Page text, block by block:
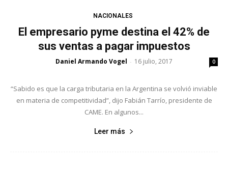
NACIONALES
El empresario pyme destina el 42% de
sus ventas a pagar impuestos
Daniel Armando Vogel - 16 julio, 2017 0
“Sabido es que la carga tributaria en la Argentina se volvió inviable
en materia de competitividad”, dijo Fabián Tarrío, presidente de
CAME. En algunos...
Leer más